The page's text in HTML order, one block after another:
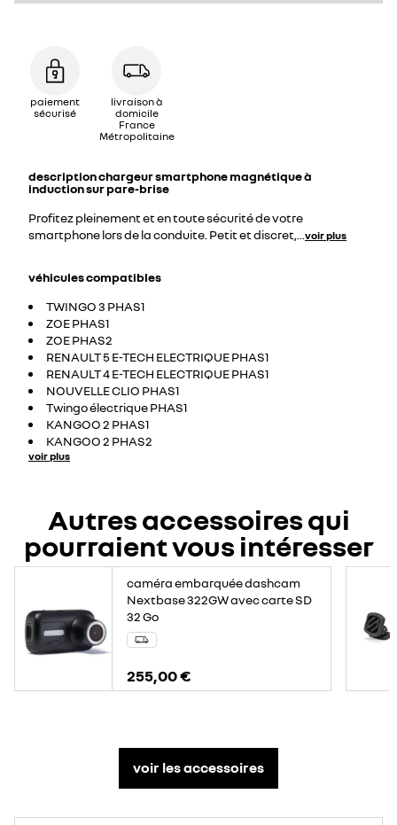
paiement
sécurisé
livraison à
domicile
France
Métropolitaine
descriptionchargeur smartphone magnétique à
induction sur pare-brise
Profitez pleinement et en toute sécurité de votre
smartphone lors de la conduite. Petit et discret,
voir plus
véhicules compatibles
TWINGO 3 PHAS1
ZOE PHAS1
ZOE PHAS2
RENAULT 5 E-TECH ELECTRIQUE PHAS1
RENAULT 4 E-TECH ELECTRIQUE PHAS1
NOUVELLE CLIO PHAS1
Twingo électrique PHAS1
KANGOO 2 PHAS1
KANGOO 2 PHAS2
voir plus
Autres accessoires qui
pourraient vous intéresser
caméra embarquée dashcam
Nextbase 322GW avec carte SD
32 Go
255,00 €
voir les accessoires